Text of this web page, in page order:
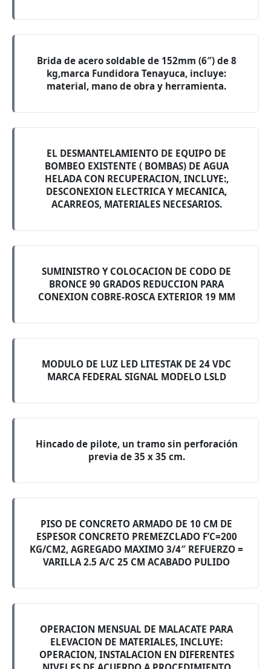
Brida de acero soldable de 152mm (6″) de 8
kg,marca Fundidora Tenayuca, incluye:
material, mano de obra y herramienta.
EL DESMANTELAMIENTO DE EQUIPO DE
BOMBEO EXISTENTE ( BOMBAS) DE AGUA
HELADA CON RECUPERACION, INCLUYE:,
DESCONEXION ELECTRICA Y MECANICA,
ACARREOS, MATERIALES NECESARIOS.
SUMINISTRO Y COLOCACION DE CODO DE
BRONCE 90 GRADOS REDUCCION PARA
CONEXION COBRE-ROSCA EXTERIOR 19 MM
MODULO DE LUZ LED LITESTAK DE 24 VDC
MARCA FEDERAL SIGNAL MODELO LSLD
Hincado de pilote, un tramo sin perforación
previa de 35 x 35 cm.
PISO DE CONCRETO ARMADO DE 10 CM DE
ESPESOR CONCRETO PREMEZCLADO F’C=200
KG/CM2, AGREGADO MAXIMO 3/4″ REFUERZO =
VARILLA 2.5 A/C 25 CM ACABADO PULIDO
OPERACION MENSUAL DE MALACATE PARA
ELEVACION DE MATERIALES, INCLUYE:
OPERACION, INSTALACION EN DIFERENTES